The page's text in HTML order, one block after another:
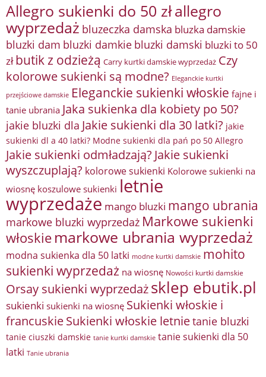
Allegro sukienki do 50 złallegro
wyprzedaż bluzeczka damska bluzka damskie
bluzki dam bluzki damkie bluzki damski bluzki to 50
zł butik z odzieżą Carry kurtki damskie wyprzedaż Czy
kolorowe sukienki są modne? Eleganckie kurtki
przejściowe damskie Eleganckie sukienki włoskie fajne i
tanie ubrania Jaka sukienka dla kobiety po 50?
jakie bluzki dla Jakie sukienki dla 30 latki? jakie
sukienki dl a 40 latki? Modne sukienki dla pań po 50 Allegro
Jakie sukienki odmładzają? Jakie sukienki
wyszczuplają? kolorowe sukienki Kolorowe sukienki na
wiosnę koszulowe sukienki letnie
wyprzedaże mango bluzki mango ubrania
markowe bluzki wyprzedaż Markowe sukienki
włoskie markowe ubrania wyprzedaż
modna sukienka dla 50 latki modne kurtki damskie mohito
sukienki wyprzedaż na wiosnę Nowości kurtki damskie
Orsay sukienki wyprzedażsklep ebutik.pl
sukienki sukienki na wiosnę Sukienki włoskie i
francuskieSukienki włoskie letnietanie bluzki
tanie ciuszki damskie tanie kurtki damskie tanie sukienki dla 50
latki Tanie ubrania